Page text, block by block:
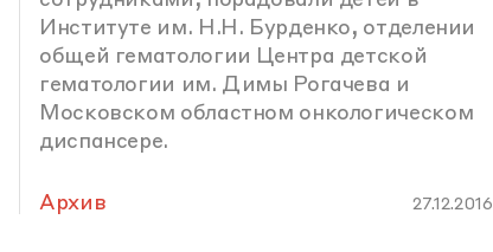
Институте им. Н.Н. Бурденко, отделении
общей гематологии Центра детской
гематологии им. Димы Рогачева и
Московском областном онкологическом
диспансере.
Архив 27.12.2016